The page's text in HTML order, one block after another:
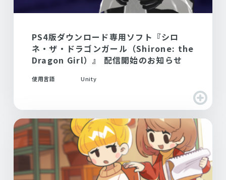
PS4版ダウンロード専用ソフト『シロ
ネ・ザ・ドラゴンガール（Shirone: the
Dragon Girl）』 配信開始のお知らせ
使用言語 Unity